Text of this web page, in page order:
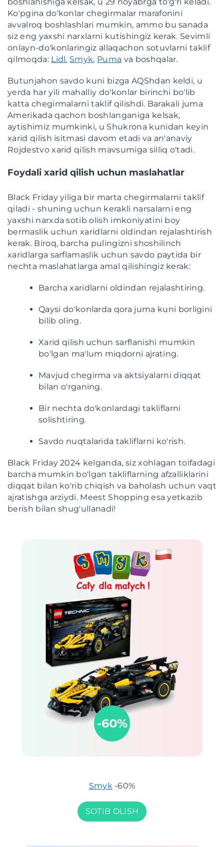
Ko'pgina do'konlar chegirmalar marafonini
avvalroq boshlashlari mumkin, ammo bu sanada
siz eng yaxshi narxlarni kutishingiz kerak. Sevimli
onlayn-do'konlaringiz allaqachon sotuvlarni taklif
qilmoqda: Lidl, Smyk, Puma va boshqalar.
Butunjahon savdo kuni bizga AQShdan keldi, u
yerda har yili mahalliy do'konlar birinchi bo'lib
katta chegirmalarni taklif qilishdi. Barakali juma
Amerikada qachon boshlanganiga kelsak,
aytishimiz mumkinki, u Shukrona kunidan keyin
xarid qilish isitmasi davom etadi va an'anaviy
Rojdestvo xarid qilish mavsumiga silliq o'tadi.
Foydali xarid qilish uchun maslahatlar
Black Friday yiliga bir marta chegirmalarni taklif
qiladi - shuning uchun kerakli narsalarni eng
yaxshi narxda sotib olish imkoniyatini boy
bermaslik uchun xaridlarni oldindan rejalashtirish
kerak. Biroq, barcha pulingizni shoshilinch
xaridlarga sarflamaslik uchun savdo paytida bir
nechta maslahatlarga amal qilishingiz kerak:
Barcha xaridlarni oldindan rejalashtiring.
Qaysi do'konlarda qora juma kuni borligini
bilib oling.
Xarid qilish uchun sarflanishi mumkin
bo'lgan ma'lum miqdorni ajrating.
Mavjud chegirma va aktsiyalarni diqqat
bilan o'rganing.
Bir nechta do'konlardagi takliflarni
solishtiring.
Savdo nuqtalarida takliflarni ko'rish.
Black Friday 2024 kelganda, siz xohlagan toifadagi
barcha mumkin bo'lgan takliflarning afzalliklarini
diqqat bilan ko'rib chiqish va baholash uchun vaqt
ajratishga arziydi. Meest Shopping esa yetkazib
berish bilan shug'ullanadi!
Smyk-60%
SOTIB OLISH